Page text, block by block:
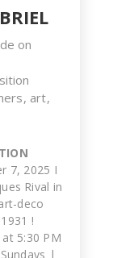
on
, art,
7, 2025 I
Rival in
deco
!
5:30 PM
|